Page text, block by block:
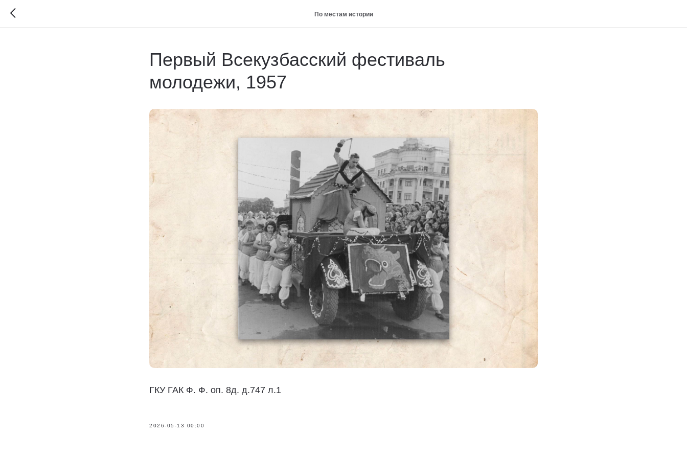
По местам истории
Первый Всекузбасский фестиваль
молодежи, 1957
ГКУ ГАК Ф. Ф. оп. 8д. д.747 л.1
2026-05-13 00:00